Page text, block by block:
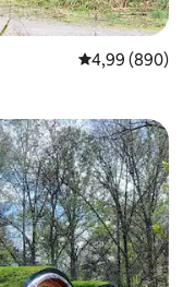
Gemiddelde
4,99 (890)